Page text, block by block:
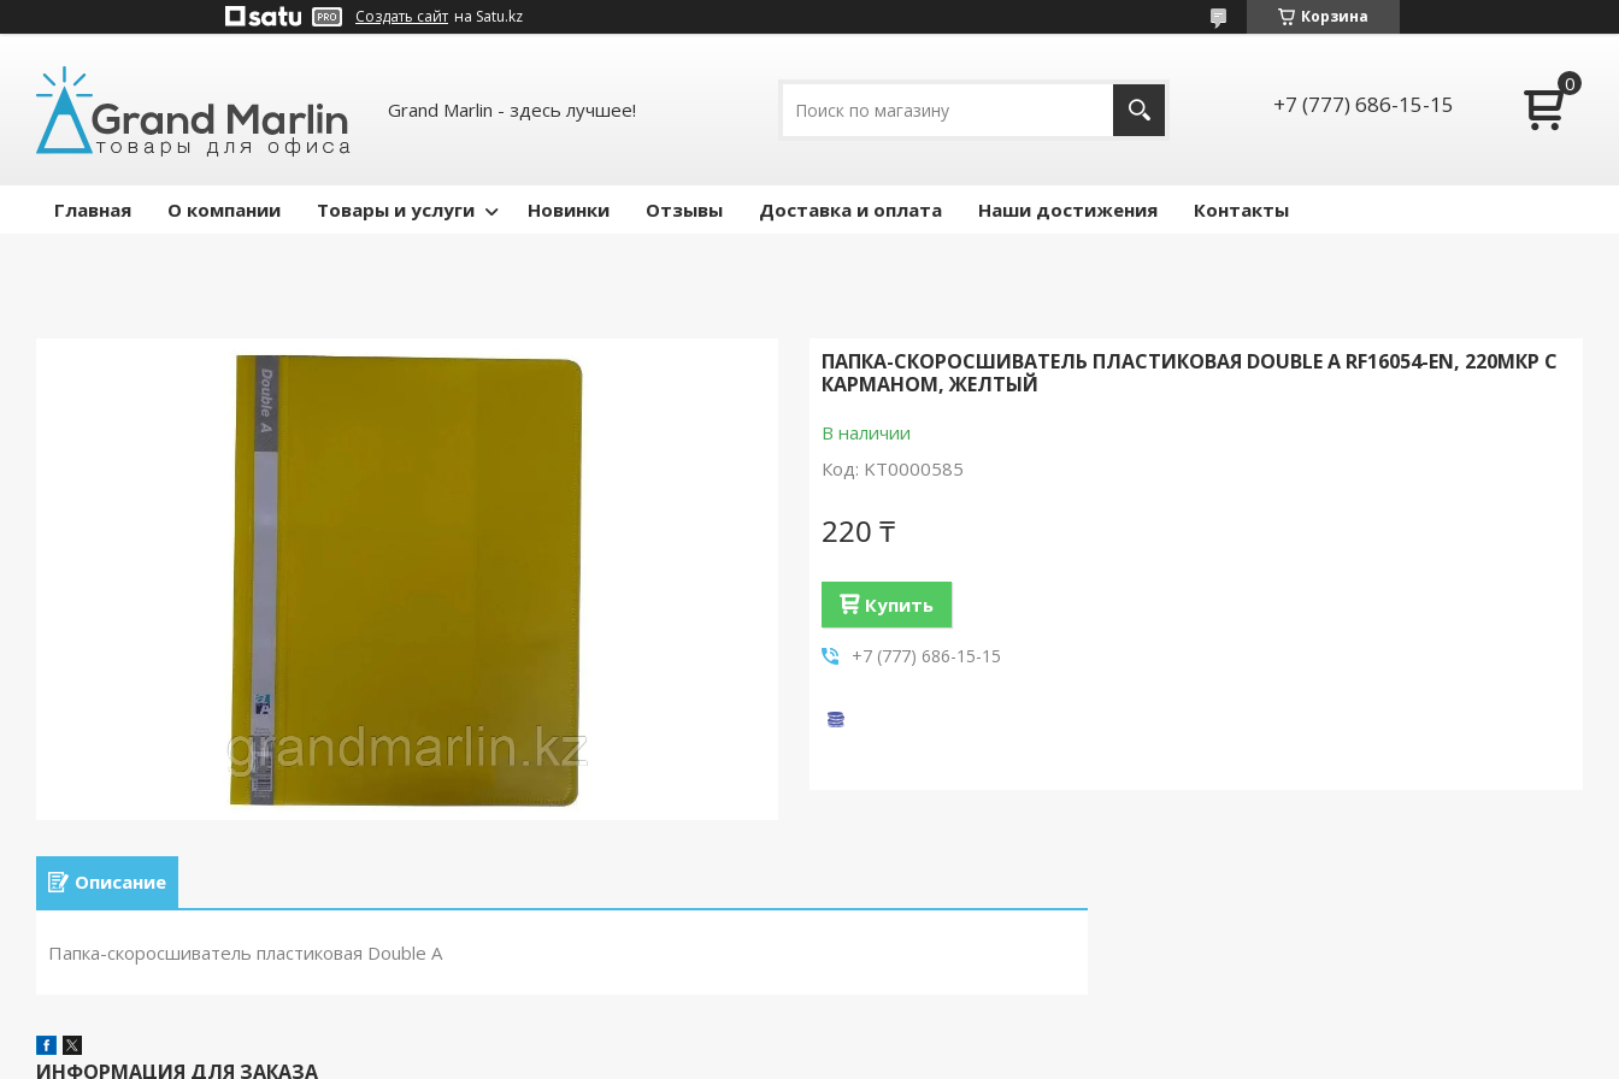
Создать сайт на Satu.kz Корзина
Grand Marlin - здесь лучшее! +7 (777) 686-15-15
Главная О компании Товары и услуги Новинки Отзывы Доставка и оплата Наши достижения Контакты
ПАПКА-СКОРОСШИВАТЕЛЬ ПЛАСТИКОВАЯ DOUBLE A RF16054-EN, 220МКР С
КАРМАНОМ, ЖЕЛТЫЙ
В наличии
Код: KT0000585
220 ₸
Купить
+7 (777) 686-15-15
Описание
Папка-скоросшиватель пластиковая Double A
ИНФОРМАЦИЯ ДЛЯ ЗАКАЗА